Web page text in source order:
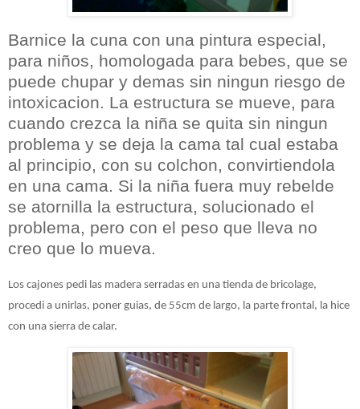
Barnice la cuna con una pintura especial,
para niños, homologada para bebes, que se
puede chupar y demas sin ningun riesgo de
intoxicacion. La estructura se mueve, para
cuando crezca la niña se quita sin ningun
problema y se deja la cama tal cual estaba
al principio, con su colchon, convirtiendola
en una cama. Si la niña fuera muy rebelde
se atornilla la estructura, solucionado el
problema, pero con el peso que lleva no
creo que lo mueva.
Los cajones pedi las madera serradas en una tienda de bricolage,
procedi a unirlas, poner guias, de 55cm de largo, la parte frontal, la hice
con una sierra de calar.